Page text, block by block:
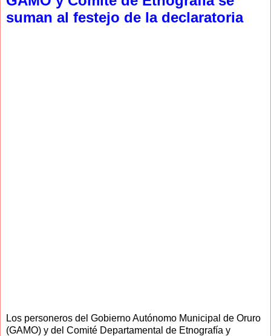
suman al festejo de la declaratoria
Los personeros del Gobierno Autónomo Municipal de Oruro
(GAMO) y del Comité Departamental de Etnografía y